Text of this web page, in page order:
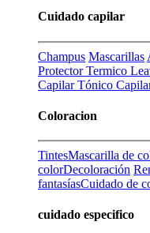
Cuidado capilar
Champus Mascarillas
Protector Termico
CapilarTónico
Coloracion
TintesMascarilla de
colorDecoloración
fantasíasCuidado de
cuidado especifico